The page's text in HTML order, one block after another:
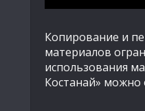
Копирование и
материалов
использования
Костанай» можно